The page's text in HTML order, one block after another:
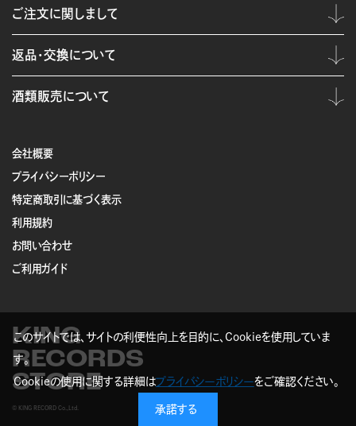
会社概要
プライバシーポリシー
特定商取引に基づく表示
利用規約
お問い合わせ
ご利用ガイド
KING
RECORDS
STORE
© KING RECORD Co.,Ltd.
ご注文に関しまして
返品・交換について
酒類販売について
このサイトでは、サイトの利便性向上を目的に、Cookieを使用していま
す。
Cookieの使用に関する詳細はプライバシーポリシーをご確認ください。
承諾する